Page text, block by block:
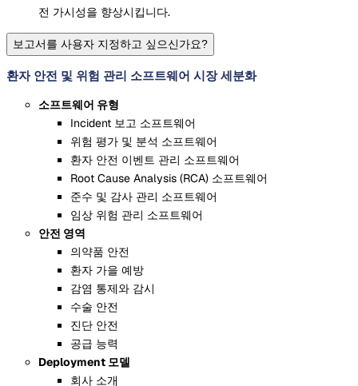
전 가시성을 향상시킵니다.
보고서를 사용자 지정하고 싶으신가요?
환자 안전 및 위험 관리 소프트웨어 시장 세분화
소프트웨어 유형
Incident 보고 소프트웨어
위험 평가 및 분석 소프트웨어
환자 안전 이벤트 관리 소프트웨어
Root Cause Analysis (RCA) 소프트웨어
준수 및 감사 관리 소프트웨어
임상 위험 관리 소프트웨어
안전 영역
의약품 안전
환자 가을 예방
감염 통제와 감시
수술 안전
진단 안전
공급 능력
Deployment 모델
회사 소개